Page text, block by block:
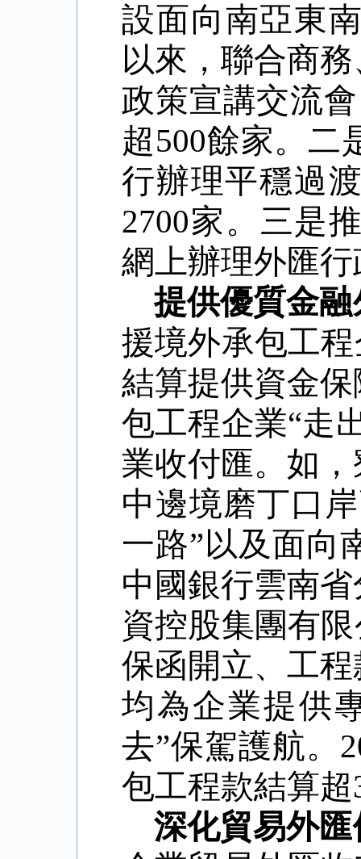
設面向南亞東
以來，聯合商
政策宣講交流
超500餘家。二
行辦理平穩過
2700家。三是
網上辦理外匯
提供優質金
援境外承包工
結算提供資金
包工程企業“走
業收付匯。如
中邊境磨丁口
一路”以及面向
中國銀行雲南
資控股集團有
保函開立、工
均為企業提供
去”保駕護航。
包工程款結算
深化貿易外